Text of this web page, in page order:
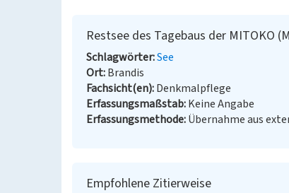
Restsee des Tagebaus der MITOKO
Schlagwörter See
Ort Brandis
Fachsicht(en) Denkmalpflege
Erfassungsmaßstab Keine Angabe
Erfassungsmethode Übernahme aus
Empfohlene Zitierweise